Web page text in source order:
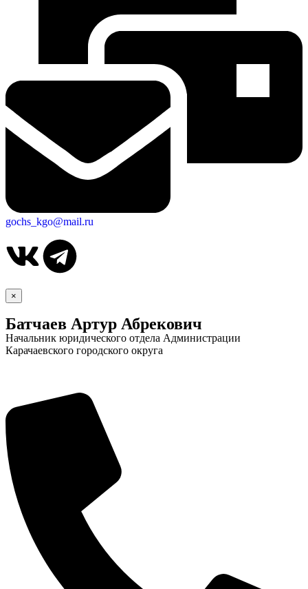
gochs_kgo@mail.ru
×
Батчаев Артур Абрекович
Начальник юридического отдела Администрации
Карачаевского городского округа